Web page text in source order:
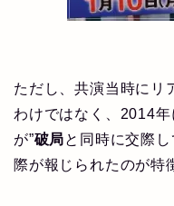
ただし、共演当時にリ
わけではなく、2014年
が”破局と同時に交際
際が報じられたのが特